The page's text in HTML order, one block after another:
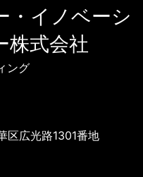
・イノベーシ
株式会社
ング
区広光路1301番地